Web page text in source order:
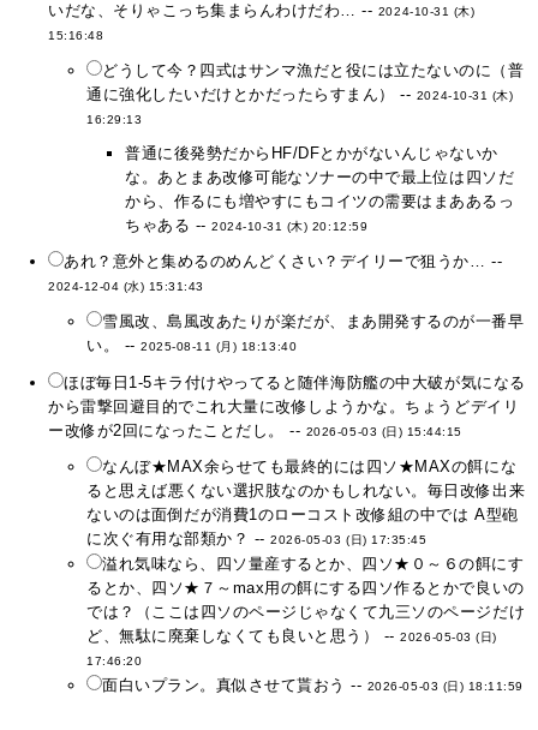
いだな、そりゃこっち集まらんわけだわ… -- 2024-10-31 (木)
15:16:48
どうして今？四式はサンマ漁だと役には立たないのに（普
通に強化したいだけとかだったらすまん） -- 2024-10-31 (木)
16:29:13
普通に後発勢だからHF/DFとかがないんじゃないか
な。あとまあ改修可能なソナーの中で最上位は四ソだ
から、作るにも増やすにもコイツの需要はまああるっ
ちゃある --2024-10-31 (木) 20:12:59
あれ？意外と集めるのめんどくさい？デイリーで狙うか… --
2024-12-04 (水) 15:31:43
雪風改、島風改あたりが楽だが、まあ開発するのが一番早
い。 --2025-08-11 (月) 18:13:40
ほぼ毎日1-5キラ付けやってると随伴海防艦の中大破が気になる
から雷撃回避目的でこれ大量に改修しようかな。ちょうどデイリ
ー改修が2回になったことだし。 -- 2026-05-03 (日) 15:44:15
なんぼ★MAX余らせても最終的には四ソ★MAXの餌にな
ると思えば悪くない選択肢なのかもしれない。毎日改修出来
ないのは面倒だが消費1のローコスト改修組の中では A型砲
に次ぐ有用な部類か？ --2026-05-03 (日) 17:35:45
溢れ気味なら、四ソ量産するとか、四ソ★０～６の餌にす
るとか、四ソ★７～max用の餌にする四ソ作るとかで良いの
では？（ここは四ソのページじゃなくて九三ソのページだけ
ど、無駄に廃棄しなくても良いと思う） --2026-05-03 (日)
17:46:20
面白いプラン。真似させて貰おう -- 2026-05-03 (日) 18:11:59